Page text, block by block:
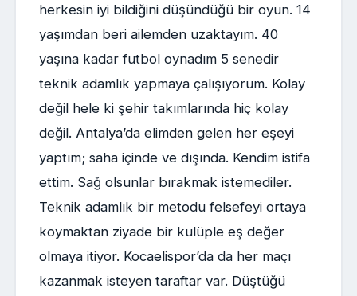
herkesin iyi bildiğini düşündüğü bir oyun. 14
yaşımdan beri ailemden uzaktayım. 40
yaşına kadar futbol oynadım 5 senedir
teknik adamlık yapmaya çalışıyorum. Kolay
değil hele ki şehir takımlarında hiç kolay
değil. Antalya’da elimden gelen her eşeyi
yaptım; saha içinde ve dışında. Kendim istifa
ettim. Sağ olsunlar bırakmak istemediler.
Teknik adamlık bir metodu felsefeyi ortaya
koymaktan ziyade bir kulüple eş değer
olmaya itiyor. Kocaelispor’da da her maçı
kazanmak isteyen taraftar var. Düştüğü